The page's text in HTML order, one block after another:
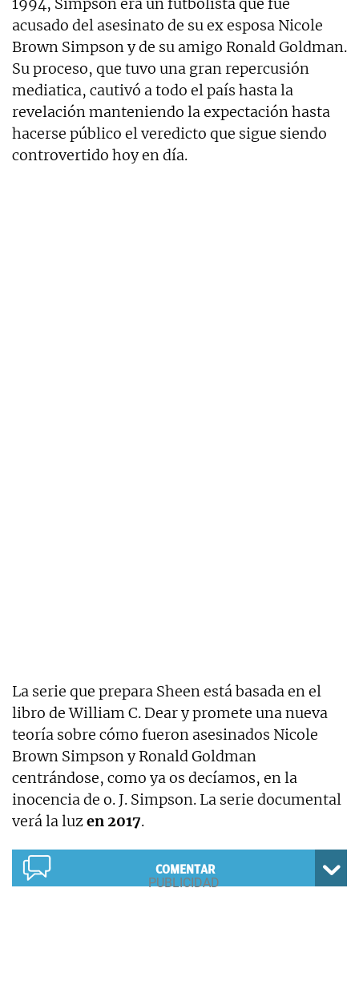
1994, Simpson era un futbolista que fue
acusado del asesinato de su ex esposa Nicole
Brown Simpson y de su amigo Ronald Goldman.
Su proceso, que tuvo una gran repercusión
mediatica, cautivó a todo el país hasta la
revelación manteniendo la expectación hasta
hacerse público el veredicto que sigue siendo
controvertido hoy en día.
La serie que prepara Sheen está basada en el
libro de William C. Dear y promete una nueva
teoría sobre cómo fueron asesinados Nicole
Brown Simpson y Ronald Goldman
centrándose, como ya os decíamos, en la
inocencia de o. J. Simpson. La serie documental
verá la luzen 2017.
COMENTAR